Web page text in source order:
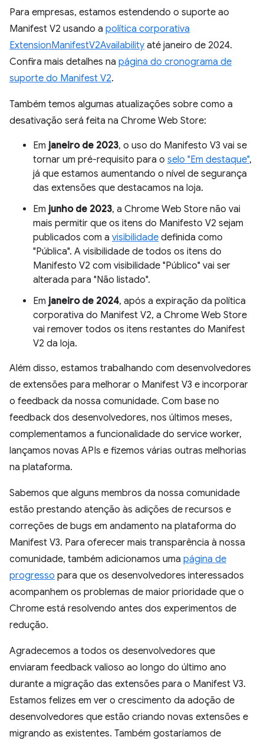
Para empresas, estamos estendendo o suporte ao
Manifest V2 usando a política corporativa
ExtensionManifestV2Availability até janeiro de 2024.
Confira mais detalhes na página do cronograma de
suporte do Manifest V2.
Também temos algumas atualizações sobre como a
desativação será feita na Chrome Web Store:
Em janeiro de 2023, o uso do Manifesto V3 vai se
tornar um pré-requisito para o selo "Em destaque",
já que estamos aumentando o nível de segurança
das extensões que destacamos na loja.
Em junho de 2023, a Chrome Web Store não vai
mais permitir que os itens do Manifesto V2 sejam
publicados com a visibilidade definida como
"Pública". A visibilidade de todos os itens do
Manifesto V2 com visibilidade "Público" vai ser
alterada para "Não listado".
Em janeiro de 2024, após a expiração da política
corporativa do Manifest V2, a Chrome Web Store
vai remover todos os itens restantes do Manifest
V2 da loja.
Além disso, estamos trabalhando com desenvolvedores
de extensões para melhorar o Manifest V3 e incorporar
o feedback da nossa comunidade. Com base no
feedback dos desenvolvedores, nos últimos meses,
complementamos a funcionalidade do service worker,
lançamos novas APIs e fizemos várias outras melhorias
na plataforma.
Sabemos que alguns membros da nossa comunidade
estão prestando atenção às adições de recursos e
correções de bugs em andamento na plataforma do
Manifest V3. Para oferecer mais transparência à nossa
comunidade, também adicionamos uma página de
progresso para que os desenvolvedores interessados
acompanhem os problemas de maior prioridade que o
Chrome está resolvendo antes dos experimentos de
redução.
Agradecemos a todos os desenvolvedores que
enviaram feedback valioso ao longo do último ano
durante a migração das extensões para o Manifest V3.
Estamos felizes em ver o crescimento da adoção de
desenvolvedores que estão criando novas extensões e
migrando as existentes. Também gostaríamos de